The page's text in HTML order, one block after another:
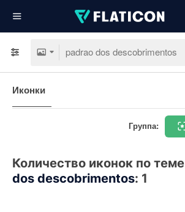
Иконки
Группа:
Количество иконок по теме
dos descobrimentos: 1